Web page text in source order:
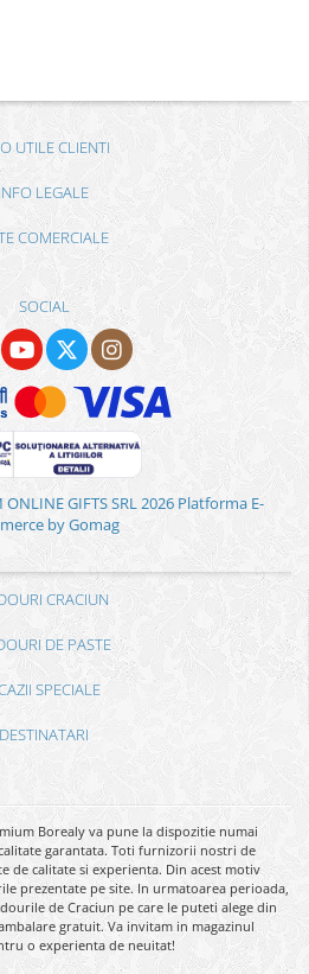
UTILE CLIENTI
INFO LEGALE
COMERCIALE
SOCIAL
GIFTS SRL 2026 Platforma E-
by Gomag
CRACIUN
DE PASTE
SPECIALE
DESTINATARI
Borealy va pune la dispozitie numai
garantata. Toti furnizorii nostri de
de calitate si experienta. Din acest motiv
prezentate pe site. In urmatoarea perioada,
de Craciun pe care le puteti alege din
gratuit. Va invitam in magazinul
o experienta de neuitat!